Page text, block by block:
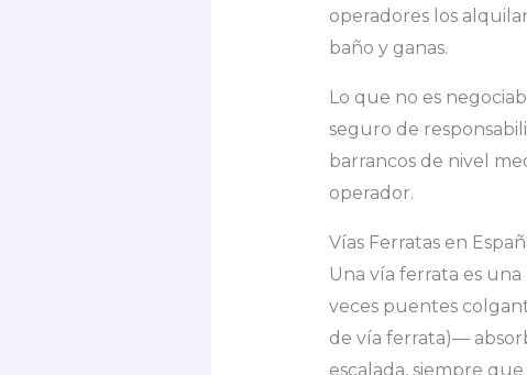
operadores los
baño y ganas.
Lo que no es
seguro de
barrancos de nivel
operador.
Vías Ferratas en
Una vía ferrata es
veces puentes
de vía ferrata)—
escalada, siempre